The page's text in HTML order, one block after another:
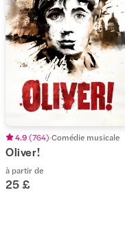
4.9(764) Comédie musicale
Oliver!
à partir de
25 £